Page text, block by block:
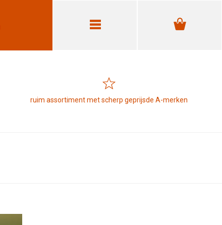
ruim assortiment met scherp geprijsde A-merken